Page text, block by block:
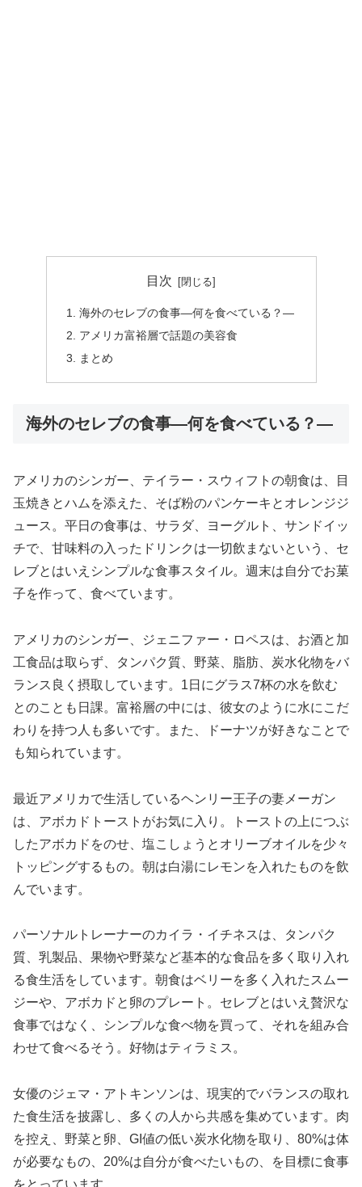
目次
海外のセレブの食事―何を食べている？―
アメリカ富裕層で話題の美容食
まとめ
海外のセレブの食事―何を食べている？―
アメリカのシンガー、テイラー・スウィフトの朝食は、目
玉焼きとハムを添えた、そば粉のパンケーキとオレンジジ
ュース。平日の食事は、サラダ、ヨーグルト、サンドイッ
チで、甘味料の入ったドリンクは一切飲まないという、セ
レブとはいえシンプルな食事スタイル。週末は自分でお菓
子を作って、食べています。
アメリカのシンガー、ジェニファー・ロペスは、お酒と加
工食品は取らず、タンパク質、野菜、脂肪、炭水化物をバ
ランス良く摂取しています。1日にグラス7杯の水を飲む
とのことも日課。富裕層の中には、彼女のように水にこだ
わりを持つ人も多いです。また、ドーナツが好きなことで
も知られています。
最近アメリカで生活しているヘンリー王子の妻メーガン
は、アボカドトーストがお気に入り。トーストの上につぶ
したアボカドをのせ、塩こしょうとオリーブオイルを少々
トッピングするもの。朝は白湯にレモンを入れたものを飲
んでいます。
パーソナルトレーナーのカイラ・イチネスは、タンパク
質、乳製品、果物や野菜など基本的な食品を多く取り入れ
る食生活をしています。朝食はベリーを多く入れたスムー
ジーや、アボカドと卵のプレート。セレブとはいえ贅沢な
食事ではなく、シンプルな食べ物を買って、それを組み合
わせて食べるそう。好物はティラミス。
女優のジェマ・アトキンソンは、現実的でバランスの取れ
た食生活を披露し、多くの人から共感を集めています。肉
を控え、野菜と卵、GI値の低い炭水化物を取り、80%は体
が必要なもの、20%は自分が食べたいもの、を目標に食事